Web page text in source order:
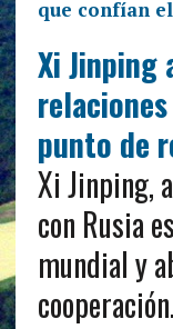
Xi Jinping
punto de
Xi Jinping,
con Rusia
mundial y